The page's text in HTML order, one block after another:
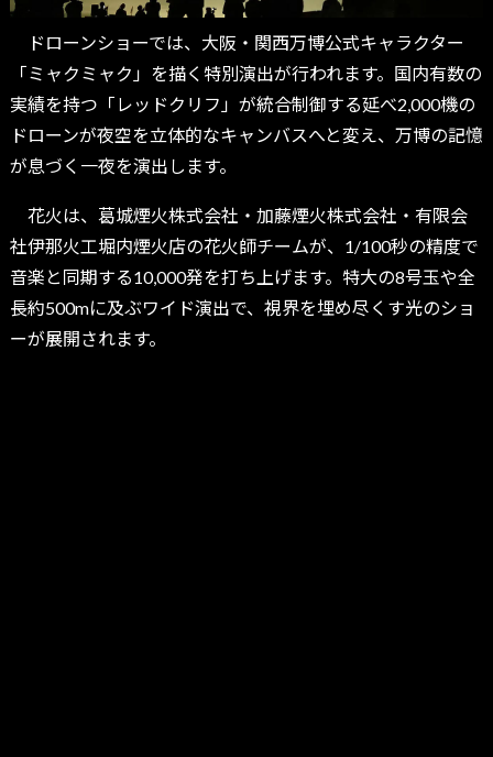
ドローンショーでは、大阪・関西万博公式キャラクター
「ミャクミャク」を描く特別演出が行われます。国内有数の
実績を持つ「レッドクリフ」が統合制御する延べ2,000機の
ドローンが夜空を立体的なキャンバスへと変え、万博の記憶
が息づく一夜を演出します。
花火は、葛城煙火株式会社・加藤煙火株式会社・有限会
社伊那火工堀内煙火店の花火師チームが、1/100秒の精度で
音楽と同期する10,000発を打ち上げます。特大の8号玉や全
長約500mに及ぶワイド演出で、視界を埋め尽くす光のショ
ーが展開されます。